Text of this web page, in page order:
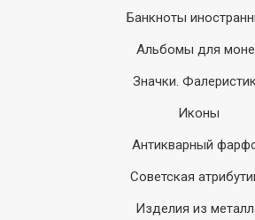
Банкноты
Альбомы для
Значки.
Иконы
Антикварный
Советская
Изделия из